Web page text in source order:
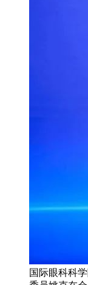
国际眼科科